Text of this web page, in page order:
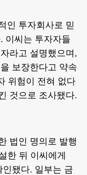
인 투자회사로 믿
이씨는 투자자들
라고 설명했으며,
보장한다고 약속
위험이 전혀 없다
것으로 조사됐다.
법인 명의로 발행
한 뒤 이씨에게
됐다. 일부는 금